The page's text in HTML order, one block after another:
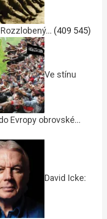
(409 545)
Ve stínu
Evropy obrovské…
David Icke: